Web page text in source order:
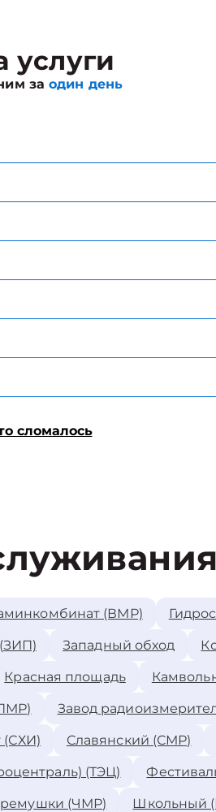
услуги
заодин день
сломалось
(ВМР)
Западный обход
Красная площадь
Завод
(СХИ) Славянский (СМР)
(ТЭЦ)
(ЧМР) Школьный